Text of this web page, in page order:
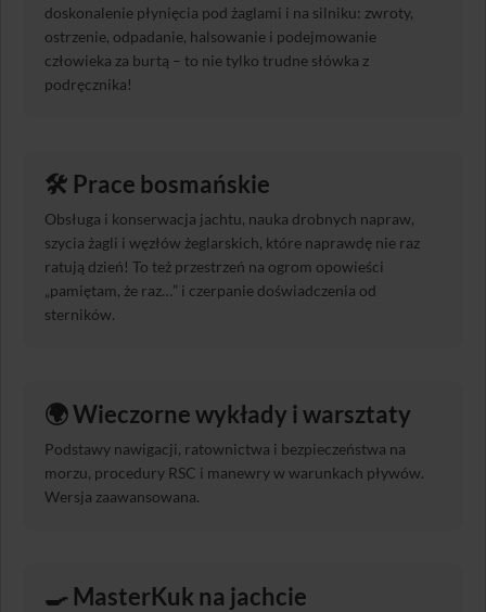
doskonalenie płynięcia pod żaglami i na silniku: zwroty,
ostrzenie, odpadanie, halsowanie i podejmowanie
człowieka za burtą – to nie tylko trudne słówka z
podręcznika!
🛠️ Prace bosmańskie
Obsługa i konserwacja jachtu, nauka drobnych napraw,
szycia żagli i węzłów żeglarskich, które naprawdę nie raz
ratują dzień! To też przestrzeń na ogrom opowieści
„pamiętam, że raz…” i czerpanie doświadczenia od
sterników.
🌍 Wieczorne wykłady i warsztaty
Podstawy nawigacji, ratownictwa i bezpieczeństwa na
morzu, procedury RSC i manewry w warunkach pływów.
Wersja zaawansowana.
🍳 MasterKuk na jachcie